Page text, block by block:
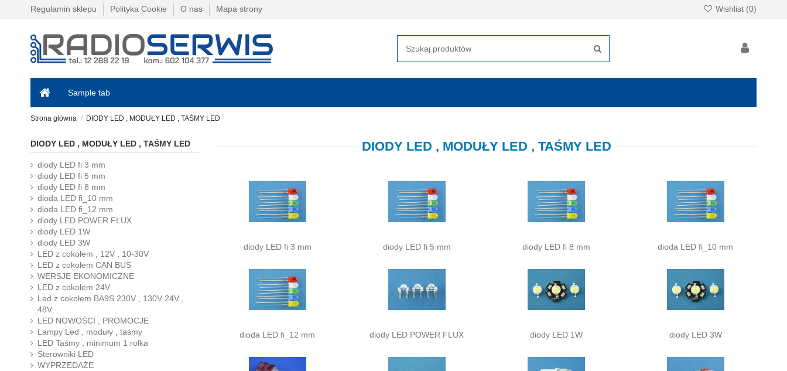
Regulamin sklepu Polityka Cookie O nas Mapa strony Wishlist (0)
Sample tab
Strona główna DIODY LED , MODUŁY LED , TAŚMY LED
DIODY LED , MODUŁY LED , TAŚMY LED
diody LED fi 3 mm diody LED fi 5 mm diody LED fi 8 mm dioda LED fi_10 mm
dioda LED fi_12 mm diody LED POWER FLUX diody LED 1W diody LED 3W
DIODY LED , MODUŁY LED , TAŚMY LED
diody LED fi 3 mm
diody LED fi 5 mm
diody LED fi 8 mm
dioda LED fi_10 mm
dioda LED fi_12 mm
diody LED POWER FLUX
diody LED 1W
diody LED 3W
LED z cokołem , 12V , 10-30V
LED z cokołem CAN BUS
WERSJE EKONOMICZNE
LED z cokołem 24V
Led z cokołem BA9S 230V , 130V 24V ,
48V
LED NOWOŚCI , PROMOCJE
Lampy Led , moduły , taśmy
LED Taśmy , minimum 1 rolka
Sterowniki LED
WYPRZEDAŻE